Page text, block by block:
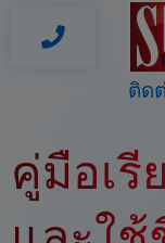
ติด
คู่มือเรี